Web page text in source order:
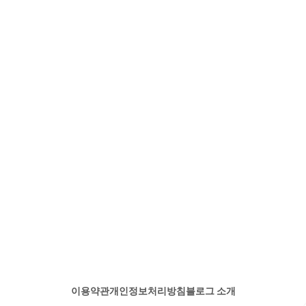
이용약관개인정보처리방침 블로그 소개